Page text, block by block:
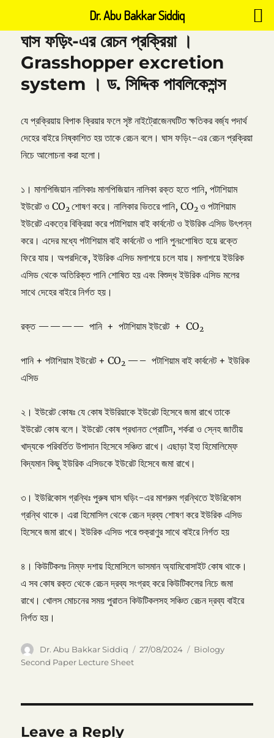
ঘাস ফড়িং-এর রেচন প্রক্রিয়া ।
Grasshopper excretion
system । ড. সিদ্দিক পাবলিকেশন্স
যে প্রক্রিয়ায় বিপাক ক্রিয়ার ফলে সৃষ্ট নাইট্রোজেনঘটিত ক্ষতিকর বর্জ্য পদার্থ
দেহের বাইরে নিষ্কাশিত হয় তাকে রেচন বলে। ঘাস ফড়িং-এর রেচন প্রক্রিয়া
নিচে আলোচনা করা হলো।
১। মালপিজিয়ান নালিকাঃ মালপিজিয়ান নালিকা রক্ত হতে পানি, পটাশিয়াম
ইউরেট ও CO2শোষণ করে। নালিকার ভিতরে পানি, CO2ও পটাশিয়াম
ইউরেট একত্রে বিক্রিয়া করে পটাশিয়াম বাই কার্বনেট ও ইউরিক এসিড উৎপন্ন
করে। এদের মধ্যে পটাশিয়াম বাই কার্বনেট ও পানি পুনঃশোষিত হয়ে রক্তে
ফিরে যায়। অপরদিকে, ইউরিক এসিড মলাশয়ে চলে যায়। মলাশয়ে ইউরিক
এসিড থেকে অতিরিক্ত পানি শোষিত হয় এবং বিশুদ্ধ ইউরিক এসিড মলের
সাথে দেহের বাইরে নির্গত হয়।
রক্ত ———— পানি + পটাশিয়াম ইউরেট + CO2
পানি + পটাশিয়াম ইউরেট + CO2 —– পটাশিয়াম বাই কার্বনেট + ইউরিক
এসিড
২। ইউরেট কোষঃ যে কোষ ইউরিয়াকে ইউরেট হিসেবে জমা রাখে তাকে
ইউরেট কোষ বলে। ইউরেট কোষ প্রধানত প্রোটিন, শর্করা ও স্নেহ জাতীয়
খাদ্যকে পরিবর্তিত উপাদান হিসেবে সঞ্চিত রাখে। এছাড়া ইহা হিমোলিম্ফে
বিদ্যমান কিছু ইউরিক এসিডকে ইউরেট হিসেবে জমা রাখে।
৩। ইউরিকোস গ্রন্থিঃ পুরুষ ঘাস ঘড়িং-এর মাশরুম গ্রন্থিতে ইউরিকোস
গ্রন্থি থাকে। এরা হিমোসিল থেকে রেচন দ্রব্য শোষণ করে ইউরিক এসিড
হিসেবে জমা রাখে। ইউরিক এসিড পরে শুক্রাণুর সাথে বাইরে নির্গত হয়
৪। কিউটিকলঃ নিম্ফ দশায় হিমোসিলে ভাসমান অ্যামিবোসাইট কোষ থাকে।
এ সব কোষ রক্ত থেকে রেচন দ্রব্য সংগ্রহ করে কিউটিকলের নিচে জমা
রাখে। খোলস মোচনের সময় পুরাতন কিউটিকলসহ সঞ্চিত রেচন দ্রব্য বাইরে
নির্গত হয়।
Author
Dr. Abu Bakkar Siddiq
Posted
27/08/2024 Categories
Biology
Second Paper Lecture Sheet
Leave a Reply
Dr. Abu Bakkar Siddiq